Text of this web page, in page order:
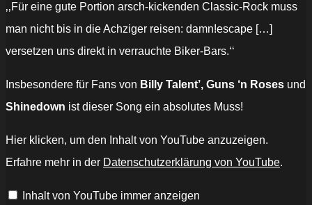
‚‚Für eine gute Portion arsch-kickenden Classic-Rock muss
man nicht bis in die Achziger reisen: damn!escape […]
versetzen uns direkt in verrauchte Biker-Bars.‘‘
Insbesondere für Fans von Billy Talent’, Guns ‘n Roses und
Shinedown ist dieser Song ein absolutes Muss!
„damn!escape
–
(Official
von
Hier klicken, um den Inhalt von YouTube anzuzeigen.
Erfahre mehr in der Datenschutzerklärung von YouTube.
Inhalt von YouTube immer anzeigen